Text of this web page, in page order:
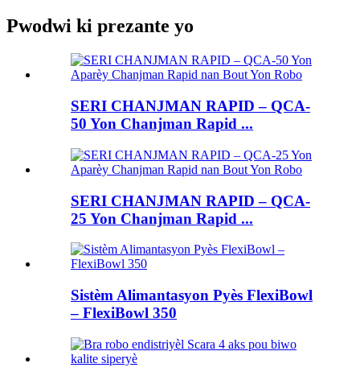
Pwodwi ki prezante yo
SERI CHANJMAN RAPID – QCA-
50 Yon Chanjman Rapid ...
SERI CHANJMAN RAPID – QCA-
25 Yon Chanjman Rapid ...
Sistèm Alimantasyon Pyès FlexiBowl
– FlexiBowl 350